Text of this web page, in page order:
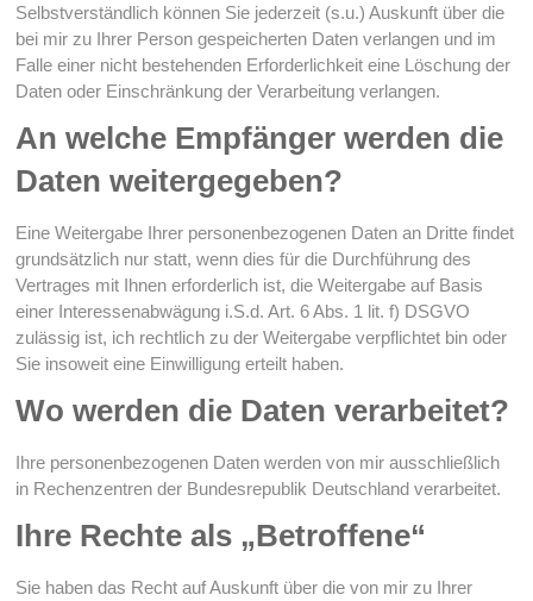
Selbstverständlich können Sie jederzeit (s.u.) Auskunft über die
bei mir zu Ihrer Person gespeicherten Daten verlangen und im
Falle einer nicht bestehenden Erforderlichkeit eine Löschung der
Daten oder Einschränkung der Verarbeitung verlangen.
An welche Empfänger werden die
Daten weitergegeben?
Eine Weitergabe Ihrer personenbezogenen Daten an Dritte findet
grundsätzlich nur statt, wenn dies für die Durchführung des
Vertrages mit Ihnen erforderlich ist, die Weitergabe auf Basis
einer Interessenabwägung i.S.d. Art. 6 Abs. 1 lit. f) DSGVO
zulässig ist, ich rechtlich zu der Weitergabe verpflichtet bin oder
Sie insoweit eine Einwilligung erteilt haben.
Wo werden die Daten verarbeitet?
Ihre personenbezogenen Daten werden von mir ausschließlich
in Rechenzentren der Bundesrepublik Deutschland verarbeitet.
Ihre Rechte als „Betroffene“
Sie haben das Recht auf Auskunft über die von mir zu Ihrer